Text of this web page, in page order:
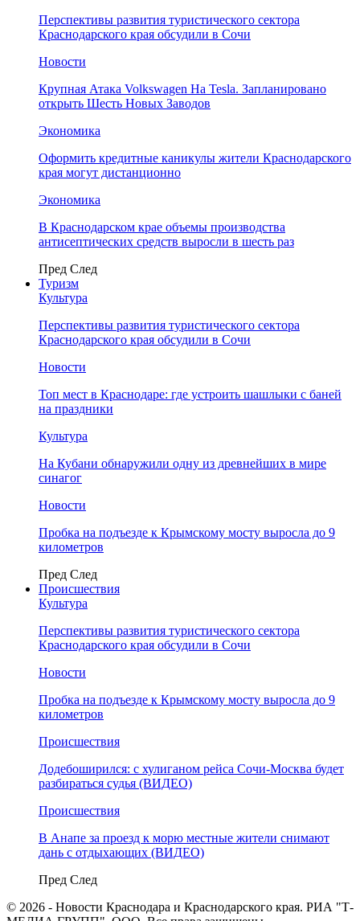
Перспективы развития туристического сектора
Краснодарского края обсудили в Сочи
Новости
Крупная Атака Volkswagen На Tesla. Запланировано
открыть Шесть Новых Заводов
Экономика
Оформить кредитные каникулы жители Краснодарского
края могут дистанционно
Экономика
В Краснодарском крае объемы производства
антисептических средств выросли в шесть раз
Пред След
Туризм
Культура
Перспективы развития туристического сектора
Краснодарского края обсудили в Сочи
Новости
Топ мест в Краснодаре: где устроить шашлыки с баней
на праздники
Культура
На Кубани обнаружили одну из древнейших в мире
синагог
Новости
Пробка на подъезде к Крымскому мосту выросла до 9
километров
Пред След
Происшествия
Культура
Перспективы развития туристического сектора
Краснодарского края обсудили в Сочи
Новости
Пробка на подъезде к Крымскому мосту выросла до 9
километров
Происшествия
Додебоширился: с хулиганом рейса Сочи-Москва будет
разбираться судья (ВИДЕО)
Происшествия
В Анапе за проезд к морю местные жители снимают
дань с отдыхающих (ВИДЕО)
Пред След
© 2026 - Новости Краснодара и Краснодарского края. РИА "Т-